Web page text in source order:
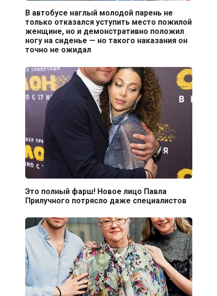
В автобусе наглый молодой парень не
только отказался уступить место пожилой
женщине, но и демонстративно положил
ногу на сиденье — но такого наказания он
точно не ожидал
Это полный фарш! Новое лицо Павла
Прилучного потрясло даже специалистов